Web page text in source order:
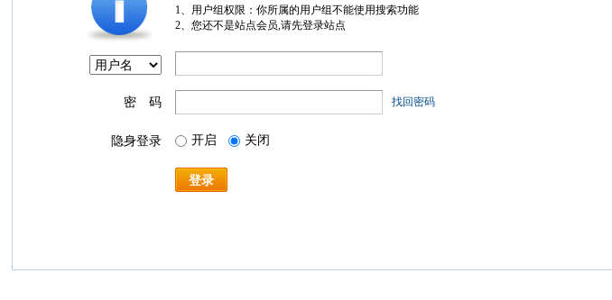
1、用户组权限：你所属的用户组不能使用搜索功能
2、您还不是站点会员,请先登录站点
密 码 找回密码
隐身登录 开启 关闭
登录